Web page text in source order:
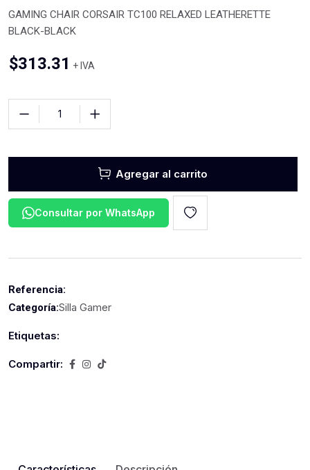
GAMING CHAIR CORSAIR TC100 RELAXED LEATHERETTE
BLACK-BLACK
$313.31 + IVA
Agregar al carrito
Consultar por WhatsApp
Referencia:
Categoría:Silla Gamer
Etiquetas:
Compartir: